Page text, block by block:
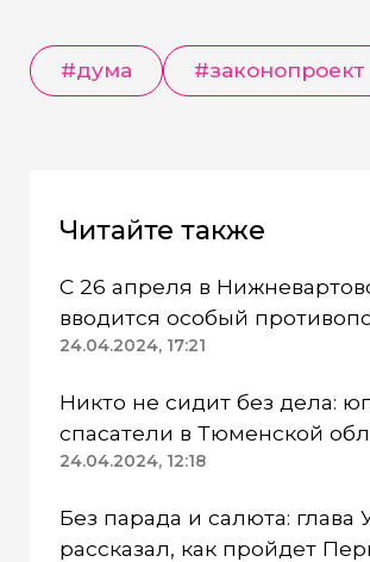
#дума #законопроект
Читайте также
С 26 апреля в
вводится особый
режим
24.04.2024, 17:21
Никто не сидит без дела:
спасатели в Тюменской
работают в две смены
24.04.2024, 12:18
Без парада и салюта: глава
рассказал, как пройдет